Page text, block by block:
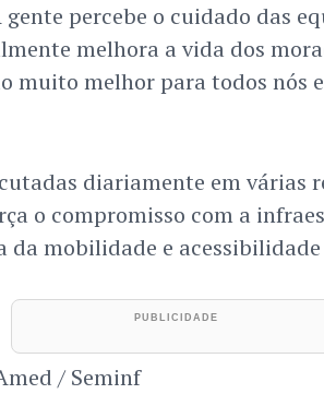
percebe o cuidado das
melhora a vida dos
muito melhor para todos nós
diariamente em várias
o compromisso com a
da mobilidade e
/ Seminf